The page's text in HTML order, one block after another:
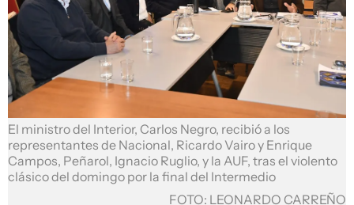
El ministro del Interior, Carlos Negro, recibió a los
representantes de Nacional, Ricardo Vairo y Enrique
Campos, Peñarol, Ignacio Ruglio, y la AUF, tras el violento
clásico del domingo por la final del Intermedio
FOTO: LEONARDO CARREÑO